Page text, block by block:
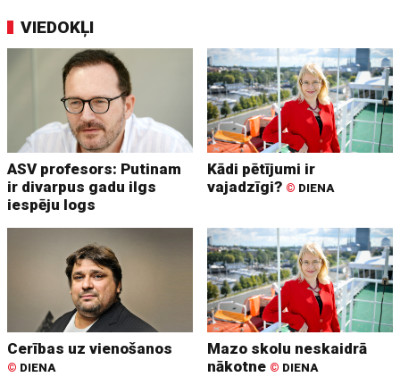
VIEDOKĻI
ASV profesors: Putinam
ir divarpus gadu ilgs
iespēju logs
Kādi pētījumi ir
vajadzīgi? © DIENA
Cerības uz vienošanos
© DIENA
Mazo skolu neskaidrā
nākotne © DIENA